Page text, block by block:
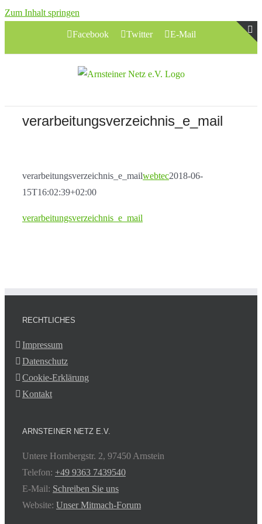
Zum Inhalt springen
Facebook Twitter E-Mail
verarbeitungsverzeichnis_e_mail
verarbeitungsverzeichnis_e_mailwebtec2018-06-
15T16:02:39+02:00
verarbeitungsverzeichnis_e_mail
RECHTLICHES
Impressum
Datenschutz
Cookie-Erklärung
Kontakt
ARNSTEINER NETZ E.V.
Untere Hornbergstr. 2, 97450 Arnstein
Telefon: +49 9363 7439540
E-Mail: Schreiben Sie uns
Website: Unser Mitmach-Forum